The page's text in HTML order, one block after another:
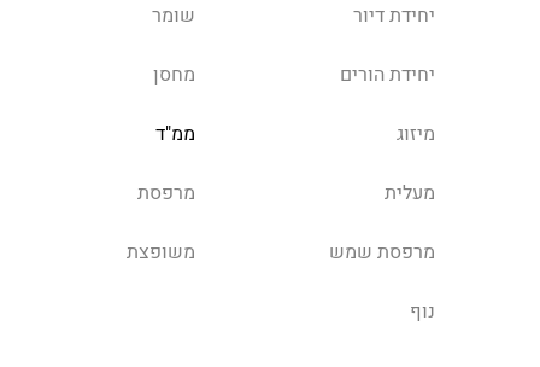
יחידת דיור שומר
יחידת הורים מחסן
מיזוג ממ"ד
מעלית מרפסת
מרפסת שמש משופצת
נוף